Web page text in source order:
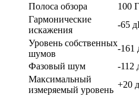
Полоса обзора
100
Гармонические
искажения
-65
Уровень собственных
шумов
-161
Фазовый шум
-112
Максимальный
измеряемый уровень
+20